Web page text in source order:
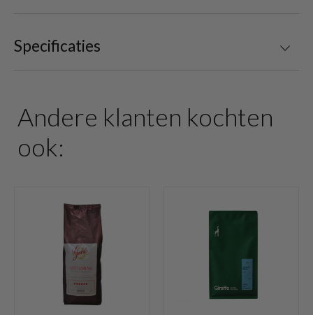
Specificaties
Andere klanten kochten
ook: